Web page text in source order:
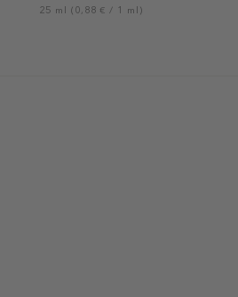
25 ml (0,88 € / 1 ml)